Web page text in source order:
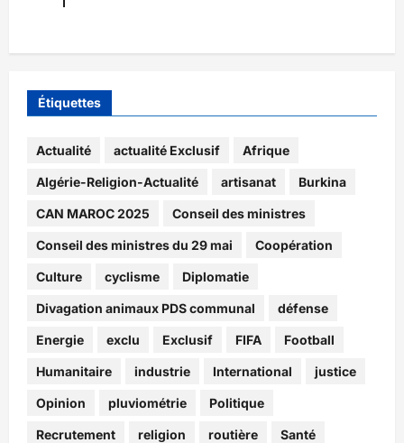
Étiquettes
Actualité actualité Exclusif Afrique
Algérie-Religion-Actualité artisanat Burkina
CAN MAROC 2025 Conseil des ministres
Conseil des ministres du 29 mai Coopération
Culture cyclisme Diplomatie
Divagation animaux PDS communal défense
Energie exclu Exclusif FIFA Football
Humanitaire industrie International justice
Opinion pluviométrie Politique
Recrutement religion routière Santé